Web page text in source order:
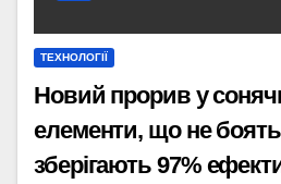
ТЕХНОЛОГІЇ
Новий прорив у
елементи, що не
зберігають 97%